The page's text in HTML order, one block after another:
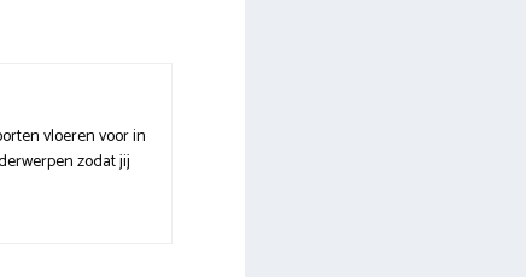
vloeren voor in
zodat jij